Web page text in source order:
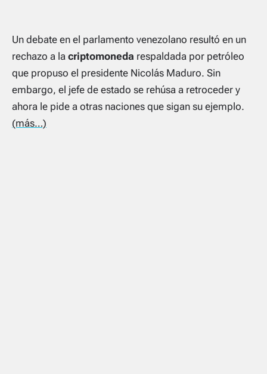
Un debate en el parlamento venezolano resultó en un
rechazo a la criptomoneda respaldada por petróleo
que propuso el presidente Nicolás Maduro. Sin
embargo, el jefe de estado se rehúsa a retroceder y
ahora le pide a otras naciones que sigan su ejemplo.
(más…)